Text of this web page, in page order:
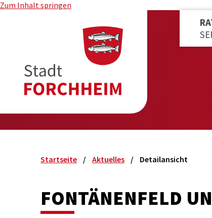
Zum Inhalt springen
Startseite Aktuelles Detailansicht
FONTÄNENFELD